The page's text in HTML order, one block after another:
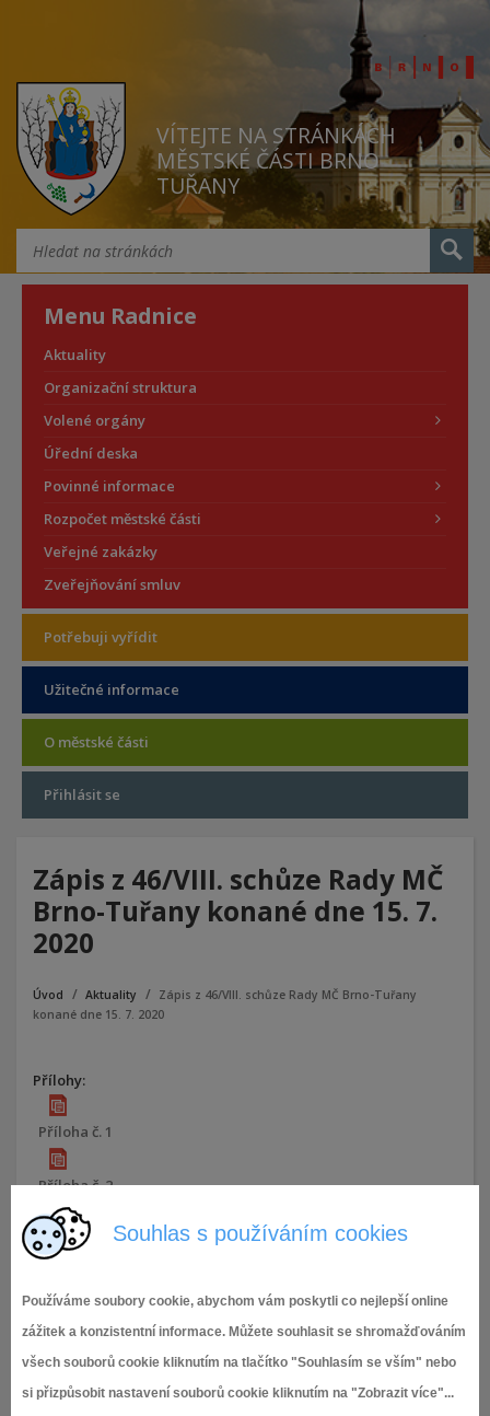
Souhlas s používáním cookies
Používáme soubory cookie, abychom vám poskytli co nejlepší online
zážitek a konzistentní informace. Můžete souhlasit se shromažďováním
všech souborů cookie kliknutím na tlačítko "Souhlasím se vším" nebo
si přizpůsobit nastavení souborů cookie kliknutím na "Zobrazit více"...
VÍTEJTE NA STRÁNKÁCH
MĚSTSKÉ ČÁSTI BRNO
TUŘANY
Menu Radnice
Aktuality
Organizační struktura
Volené orgány
Úřední deska
Povinné informace
Rozpočet městské části
Veřejné zakázky
Zveřejňování smluv
Potřebuji vyřídit
Užitečné informace
O městské části
Přihlásit se
Zápis z 46/VIII. schůze Rady MČ
Brno-Tuřany konané dne 15. 7.
2020
Úvod Aktuality
Zápis z 46/VIII. schůze Rady MČ Brno-Tuřany
konané dne 15. 7. 2020
Přílohy:
Příloha č. 1
Příloha č. 2
Příloha č. 3
Příloha č. 4
1 006× zobrazeno
23.7.2020,VIII. volební období (2018 - 2022)